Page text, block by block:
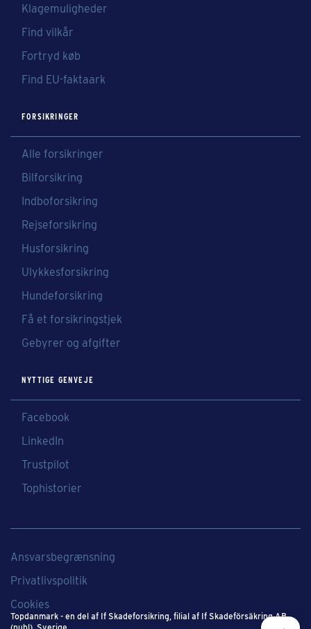
Klagemuligheder
Find vilkår
Fortryd køb
Find EU-faktaark
FORSIKRINGER
Alle forsikringer
Bilforsikring
Indboforsikring
Rejseforsikring
Husforsikring
Ulykkesforsikring
Hundeforsikring
Få et forsikringstjek
Gebyrer og afgifter
NYTTIGE GENVEJE
Facebook
LinkedIn
Trustpilot
Tophistorier
Topdanmark - en del af If Skadeforsikring​, filial af If Skadeförsäkring AB
Ansvarsbegrænsning
Privatlivspolitik
Cookies